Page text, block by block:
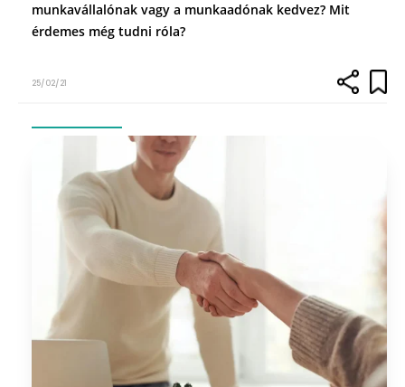
munkavállalónak vagy a munkaadónak kedvez? Mit
érdemes még tudni róla?
25/02/21